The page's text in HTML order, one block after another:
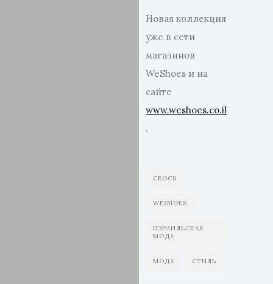
Новая коллекция
уже в сети
магазинов
WeShoes и на
сайте
www.weshoes.co.il
.
CROCS
WESHOES
ИЗРАИЛЬСКАЯ
МОДА
МОДА СТИЛЬ